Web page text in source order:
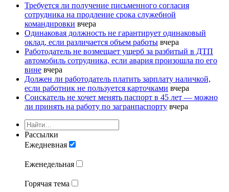
Требуется ли получение письменного согласия
сотрудника на продление срока служебной
командировки вчера
Одинаковая должность не гарантирует одинаковый
оклад, если различается объем работы вчера
Работодатель не возмещает ущерб за разбитый в ДТП
автомобиль сотрудника, если авария произошла по его
вине вчера
Должен ли работодатель платить зарплату наличкой,
если работник не пользуется карточками вчера
Соискатель не хочет менять паспорт в 45 лет — можно
ли принять на работу по загранпаспорту вчера
Рассылки
Ежедневная
Еженедельная
Горячая тема